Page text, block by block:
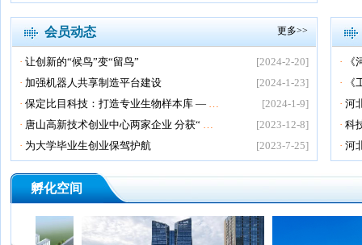
更多>>
会员动态
[2024-2-20]
· 让创新的“候鸟”变“留鸟”
[2024-1-23]
· 加强机器人共享制造平台建设
[2024-1-9]
· 保定比目科技：打造专业生物样本库 — …
[2023-12-8]
· 唐山高新技术创业中心两家企业 分获“ …
[2023-7-25]
· 为大学毕业生创业保驾护航
·
·
· 河
· 科
· 河
孵化空间